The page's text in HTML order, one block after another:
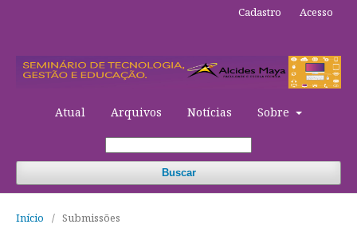
Atual Arquivos Notícias Sobre
Buscar
Cadastro Acesso
Início / Submissões